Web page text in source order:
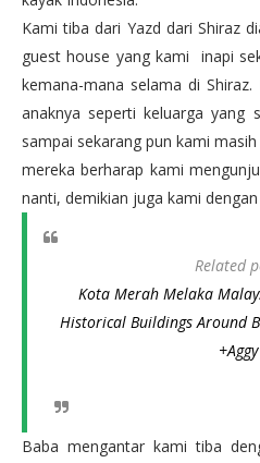
Kami tiba dari Yazd dari Shiraz
guest house yang kami inapi
kemana-mana selama di
anaknya seperti keluarga yang
sampai sekarang pun kami
mereka berharap kami
nanti, demikian juga kami
Related
Kota Merah Melaka
Historical Buildings Around
Baba mengantar kami tiba